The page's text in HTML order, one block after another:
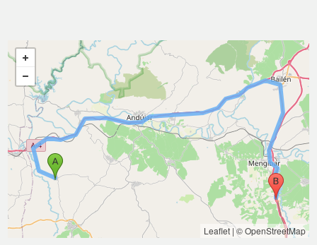
Leaflet|© OpenStreetMap